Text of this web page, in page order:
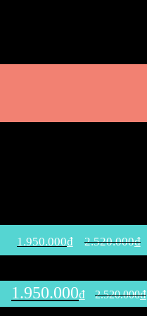
1.950.000₫ 2.520.000₫
1.950.000₫ 2.520.000₫